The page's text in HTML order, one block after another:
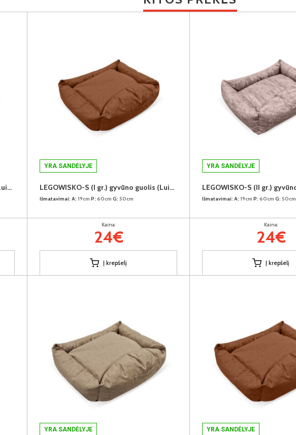
LEGOWISKO-S (I gr.) gyvūno guolis (Luizjana-11)
YRA SANDĖLYJE
LEGOWISKO-S (I gr.) gyvūno guolis (Luizjana-04)
Išmatavimai: A: 19cm P: 60cm G: 50cm
Kaina:
24€
Į krepšelį
YRA SANDĖLYJE
Išmatavimai: A: 19cm P: 60cm G: 50cm
Kaina:
24€
Į krepšelį
YRA SANDĖLYJE YRA SANDĖLYJE